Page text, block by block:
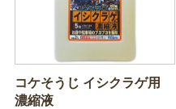
コケそうじ イシクラゲ用
濃縮液